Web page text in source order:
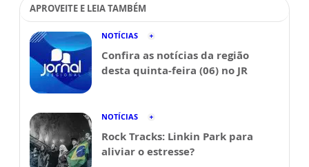
APROVEITE E LEIA TAMBÉM
NOTÍCIAS
Confira as notícias da região
desta quinta-feira (06) no JR
NOTÍCIAS
Rock Tracks: Linkin Park para
aliviar o estresse?